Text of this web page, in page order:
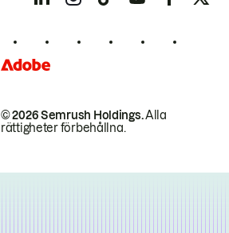
© 2026 Semrush Holdings.Alla
rättigheter förbehållna.